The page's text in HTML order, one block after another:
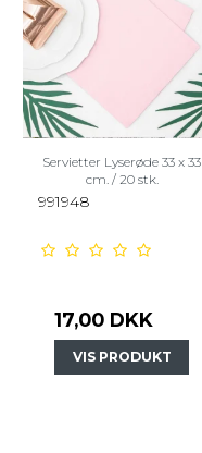
Servietter Lyserøde 33 x 33
cm. / 20 stk.
991948
17,00 DKK
VIS PRODUKT